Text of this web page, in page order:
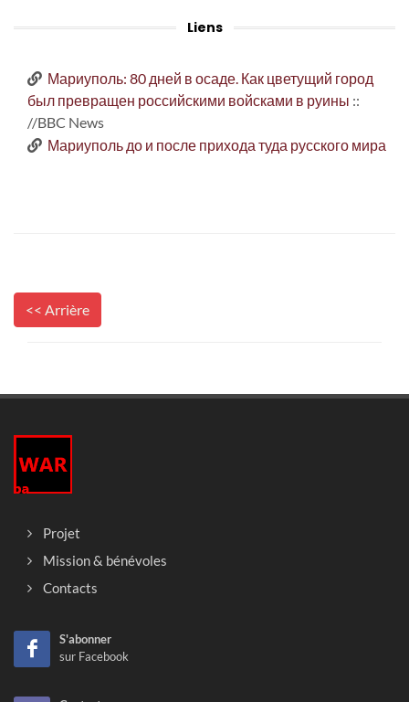
Liens
Мариуполь: 80 дней в осаде. Как цветущий город
был превращен российскими войсками в руины ::
//BBC News
Мариуполь до и после прихода туда русского мира
<< Arrière
Projet
Mission & bénévoles
Contacts
S'abonner
sur Facebook